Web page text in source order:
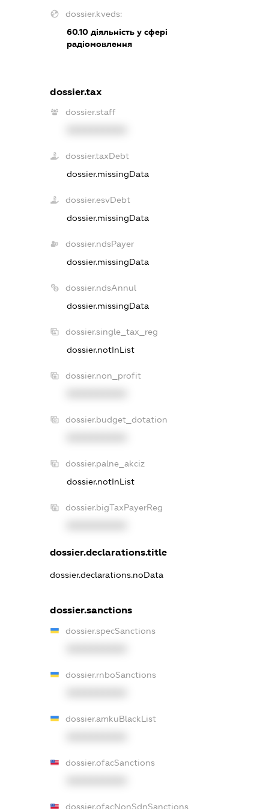
dossier.kveds:
60.10діяльність у сфері
радіомовлення
dossier.tax
dossier.staff
dossier.taxDebt
dossier.missingData
dossier.esvDebt
dossier.missingData
dossier.ndsPayer
dossier.missingData
dossier.ndsAnnul
dossier.missingData
dossier.single_tax_reg
dossier.notInList
dossier.non_profit
dossier.budget_dotation
dossier.palne_akciz
dossier.notInList
dossier.bigTaxPayerReg
dossier.declarations.title
dossier.declarations.noData
dossier.sanctions
dossier.specSanctions
dossier.rnboSanctions
dossier.amkuBlackList
dossier.ofacSanctions
dossier.ofacNonSdnSanctions